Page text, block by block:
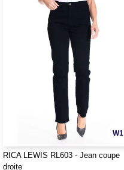
W1
RICA LEWIS RL603 - Jean coupe
droite